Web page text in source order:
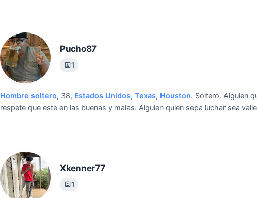
Pucho87
1
Hombre soltero, 38, Estados Unidos, Texas, Houston. Soltero. Alguien
respete que este en las buenas y malas. Alguien quien sepa luchar sea
Xkenner77
1